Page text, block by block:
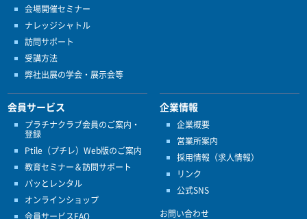
会場開催セミナー
ナレッジシャトル
訪問サポート
受講方法
弊社出展の学会・展示会等
会員サービス
プラチナクラブ会員のご案内・
登録
Ptile（プチレ）Web版のご案内
教育セミナー＆訪問サポート
パッとレンタル
オンラインショップ
企業情報
企業概要
営業所案内
採用情報（求人情報）
リンク
公式SNS
お問い合わせ